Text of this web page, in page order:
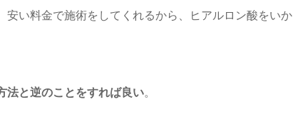
い料金で施術をしてくれるから、ヒアルロン酸をいか
法と逆のことをすれば良い。